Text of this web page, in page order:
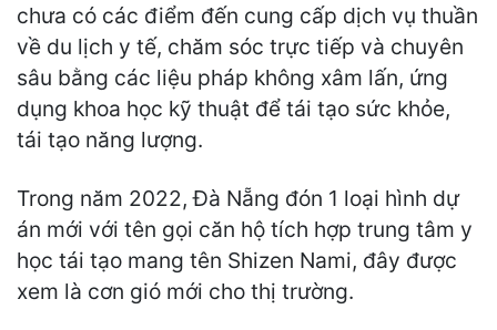
chưa có các điểm đến cung cấp dịch vụ thuần
về du lịch y tế, chăm sóc trực tiếp và chuyên
sâu bằng các liệu pháp không xâm lấn, ứng
dụng khoa học kỹ thuật để tái tạo sức khỏe,
tái tạo năng lượng.
Trong năm 2022, Đà Nẵng đón 1 loại hình dự
án mới với tên gọi căn hộ tích hợp trung tâm y
học tái tạo mang tên Shizen Nami, đây được
xem là cơn gió mới cho thị trường.